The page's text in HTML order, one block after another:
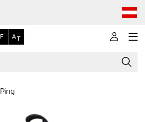
Marken
Ping